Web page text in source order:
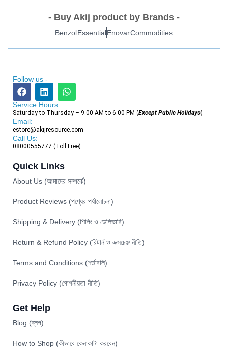
- Buy Akij product by Brands -
BenzolEssentialEnovarCommodities
Follow us -
Service Hours:
Saturday to Thursday – 9.00 AM to 6.00 PM (Except Public Holidays)
Email:
estore@akijresource.com
Call Us:
08000555777 (Toll Free)
Quick Links
About Us (আমাদের সম্পর্কে)
Product Reviews (পণ্যের পর্যালোচনা)
Shipping & Delivery (শিপিং ও ডেলিভারি)
Return & Refund Policy (রিটার্ন ও এক্সচেঞ্জ নীতি)
Terms and Conditions (শর্তাবলি)
Privacy Policy (গোপনীয়তা নীতি)
Get Help
Blog (ব্লগ)
How to Shop (কীভাবে কেনাকাটা করবেন)